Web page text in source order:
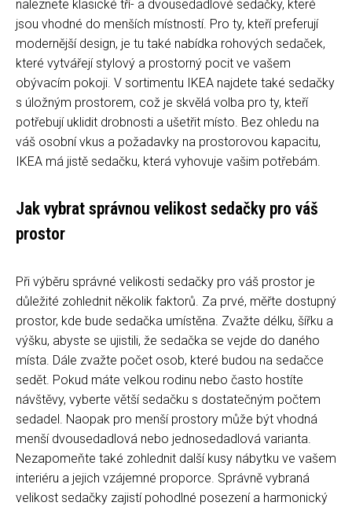
naleznete klasické tří- a dvousedadlové sedačky, které
jsou vhodné do menších místností. Pro ty, kteří preferují
modernější design, je tu také nabídka rohových sedaček,
které vytvářejí stylový a prostorný pocit ve vašem
obývacím pokoji. V sortimentu IKEA najdete také sedačky
s úložným prostorem, což je skvělá volba pro ty, kteří
potřebují uklidit drobnosti a ušetřit místo. Bez ohledu na
váš osobní vkus a požadavky na prostorovou kapacitu,
IKEA má jistě sedačku, která vyhovuje vašim potřebám.
Jak vybrat správnou velikost sedačky pro váš
prostor
Při výběru správné velikosti sedačky pro váš prostor je
důležité zohlednit několik faktorů. Za prvé, měřte dostupný
prostor, kde bude sedačka umístěna. Zvažte délku, šířku a
výšku, abyste se ujistili, že sedačka se vejde do daného
místa. Dále zvažte počet osob, které budou na sedačce
sedět. Pokud máte velkou rodinu nebo často hostíte
návštěvy, vyberte větší sedačku s dostatečným počtem
sedadel. Naopak pro menší prostory může být vhodná
menší dvousedadlová nebo jednosedadlová varianta.
Nezapomeňte také zohlednit další kusy nábytku ve vašem
interiéru a jejich vzájemné proporce. Správně vybraná
velikost sedačky zajistí pohodlné posezení a harmonický